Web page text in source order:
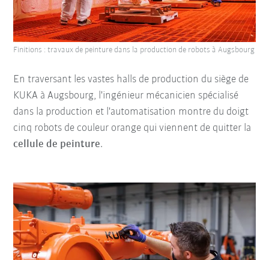
En traversant les vastes halls de production du siège de
KUKA à Augsbourg, l'ingénieur mécanicien spécialisé
dans la production et l'automatisation montre du doigt
cinq robots de couleur orange qui viennent de quitter la
cellule de peinture.
Finitions : travaux de peinture dans la production de robots à Augsbourg